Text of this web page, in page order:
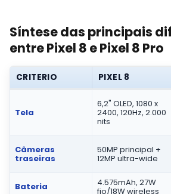
Síntese das principais
entre Pixel 8 e Pixel 8 Pro
CRITERIO PIXEL 8
Tela
6,2" OLED, 1080 x
2400, 120Hz, 2.000
nits
Câmeras
traseiras
50MP principal +
12MP ultra-wide
Bateria 4.575mAh, 27W
fio/18W wireless